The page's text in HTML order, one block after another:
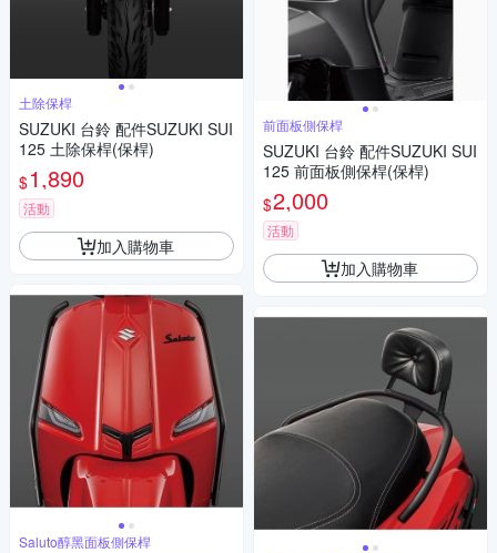
土除保桿
SUZUKI 台鈴 配件SUZUKI SUI
125 土除保桿(保桿)
$1,890
活動
加入購物車
Saluto醇黑面板側保桿
前面板側保桿
SUZUKI 台鈴 配件SUZUKI SUI
125 前面板側保桿(保桿)
$2,000
活動
加入購物車